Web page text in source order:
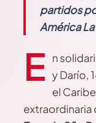
partidos
América
E n
y Darío,
el
extraordinaria